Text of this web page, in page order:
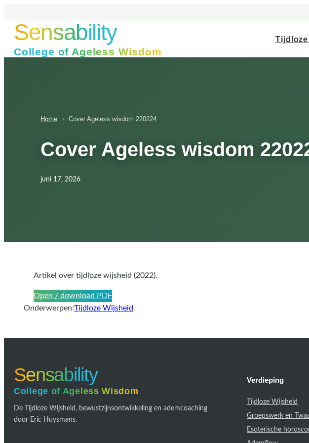
naarSensability
College of Ageless Wisdom
Home › Cover Ageless wisdom 220224
Cover Ageless wisdom
juni 17, 2026
Artikel over tijdloze wijsheid (2022).
Open / download PDF
Onderwerpen:Tijdloze Wijsheid
Sensability
College of Ageless Wisdom
De Tijdloze Wijsheid, bewustzijnsontwikkeling en ademcoaching
door Eric Huysmans.
Verdieping
Tijdloze Wijsheid
Groepswerk en
Esoterische